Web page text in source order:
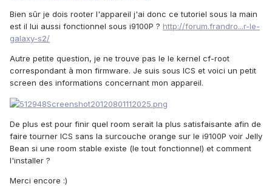
Bien sûr je dois rooter l'appareil j'ai donc ce tutoriel sous la main
est il lui aussi fonctionnel sous i9100P ? http://forum.frandro...r-le-
galaxy-s2/
Autre petite question, je ne trouve pas le le kernel cf-root
correspondant à mon firmware. Je suis sous ICS et voici un petit
screen des informations concernant mon appareil.
De plus est pour finir quel room serait la plus satisfaisante afin de
faire tourner ICS sans la surcouche orange sur le i9100P voir Jelly
Bean si une room stable existe (le tout fonctionnel) et comment
l'installer ?
Merci encore :)